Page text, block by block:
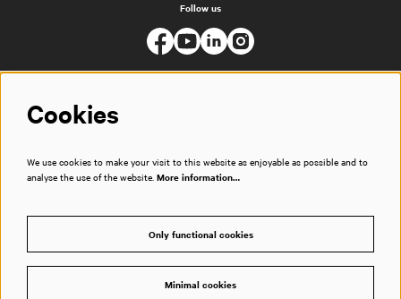
Follow us
Cookies
We use cookies to make your visit to this website as enjoyable as possible and to
analyse the use of the website. More information…
Only functional cookies
Minimal cookies